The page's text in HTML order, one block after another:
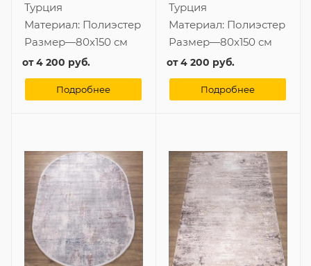
Турция
Материал: Полиэстер
Размер—80x150 см
от4 200 руб.
Подробнее
Турция
Материал: Полиэстер
Размер—80x150 см
от4 200 руб.
Подробнее